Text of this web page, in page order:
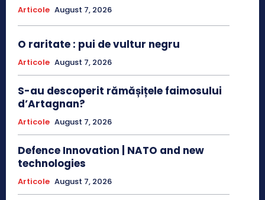
Articole August 7, 2026
O raritate : pui de vultur negru
Articole August 7, 2026
S-au descoperit rămășițele faimosului
d’Artagnan?
Articole August 7, 2026
Defence Innovation | NATO and new
technologies
Articole August 7, 2026